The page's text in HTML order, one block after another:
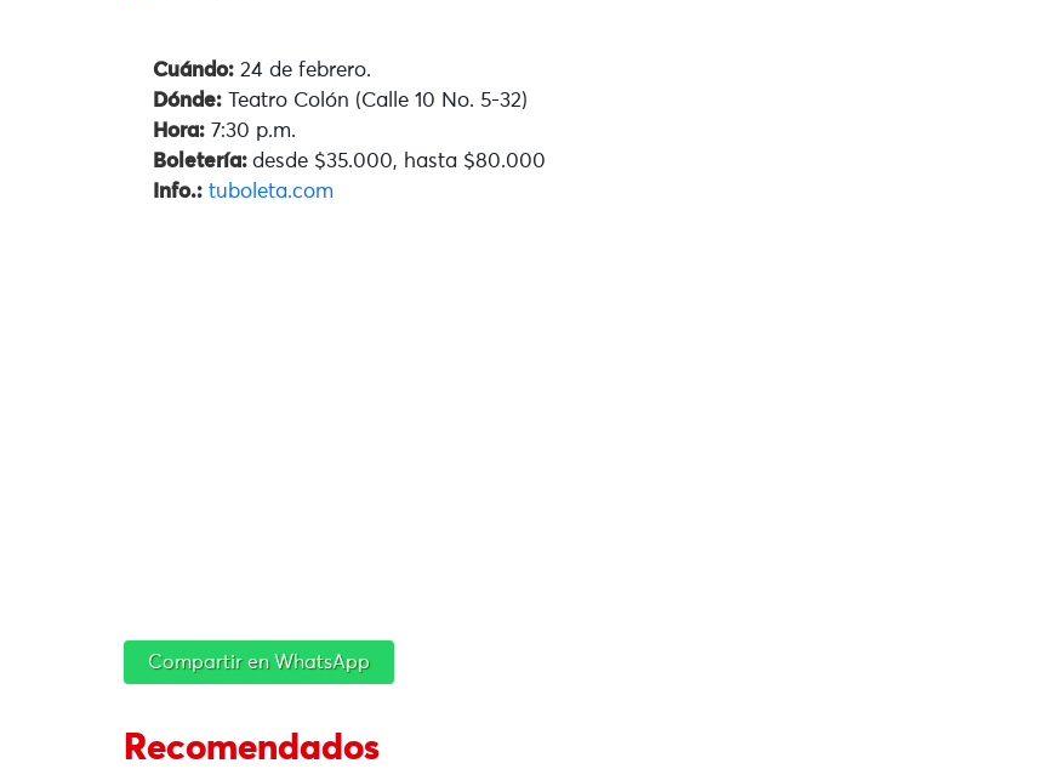
Cuándo: 24 de febrero.
Dónde: Teatro Colón (Calle 10 No. 5-32)
Hora: 7:30 p.m.
Boletería: desde $35.000, hasta $80.000
Info.: tuboleta.com
Compartir en WhatsApp
Recomendados